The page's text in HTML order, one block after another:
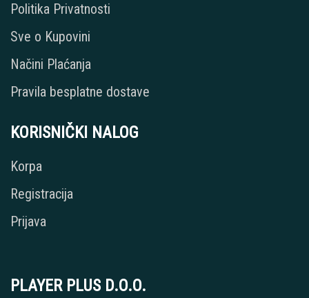
Politika Privatnosti
Sve o Kupovini
Načini Plaćanja
Pravila besplatne dostave
KORISNIČKI NALOG
Korpa
Registracija
Prijava
PLAYER PLUS D.O.O.